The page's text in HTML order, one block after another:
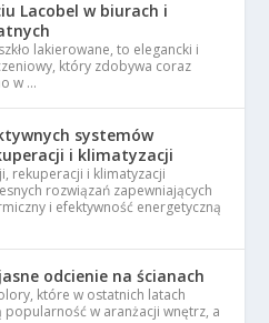
Lacobel w biurach i
lakierowane, to elegancki i
który zdobywa coraz
w …
systemów
i klimatyzacji
rekuperacji i klimatyzacji
rozwiązań zapewniających
i efektywność energetyczną
odcienie na ścianach
które w ostatnich latach
popularność w aranżacji wnętrz, a